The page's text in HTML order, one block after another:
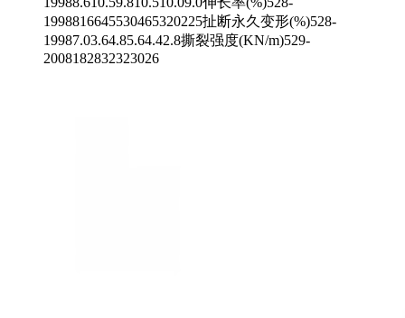
1998816645530465320225扯断永久变形(%)528-
19987.03.64.85.64.42.8撕裂强度(KN/m)529-
2008182832323026